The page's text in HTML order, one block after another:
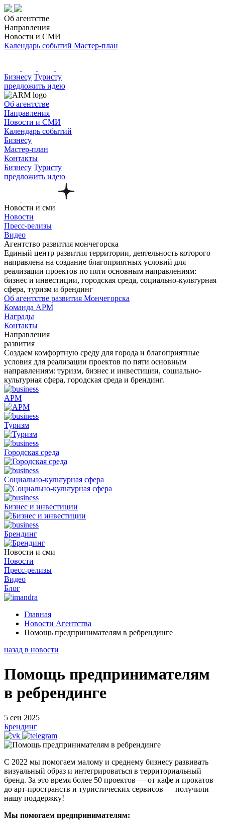
Об агентстве
Направления
Новости и СМИ
Календарь событий Мастер-план
Бизнесу Туристу
предложить идею
Об агентстве
Направления
Новости и СМИ
Календарь событий
Бизнесу
Мастер-план
Контакты
Бизнесу Туристу
предложить идею
Новости и сми
Новости
Пресс-релизы
Видео
Агентство развития мончегорска
Единый центр развития территории, деятельность которого
направлена на создание благоприятных условий для
реализации проектов по пяти основным направлениям:
бизнес и инвестиции, городская среда, социально-культурная
сфера, туризм и брендинг
Об агентстве развития Мончегорска
Команда АРМ
Награды
Контакты
Направления
развития
Создаем комфортную среду для города и благоприятные
условия для реализации проектов по пяти основным
направлениям: туризм, бизнес и инвестиции, социально-
культурная сфера, городская среда и брендинг.
АРМ
Туризм
Городская среда
Социально-культурная сфера
Бизнес и инвестиции
Брендинг
Новости и сми
Новости
Пресс-релизы
Видео
Блог
Главная
Новости Агентства
Помощь предпринимателям в ребрендинге
назад в новости
Помощь предпринимателям
в ребрендинге
5 сен 2025
Брендинг
С 2022 мы помогаем малому и среднему бизнесу развивать
визуальный образ и интегрироваться в территориальный
бренд. За это время более 50 проектов — от кафе и прокатов
до арт-пространств и туристических сервисов — получили
нашу поддержку!
Мы помогаем предпринимателям: